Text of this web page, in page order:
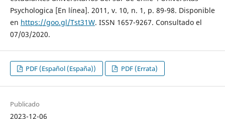
Psychologica [En línea]. 2011, v. 10, n. 1, p. 89-98. Disponible
en https://goo.gl/Tst31W. ISSN 1657-9267. Consultado el
07/03/2020.
PDF (Español (España)) PDF (Errata)
Publicado
2023-12-06